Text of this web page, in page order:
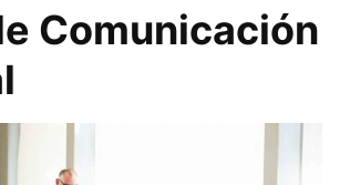
Comunicación